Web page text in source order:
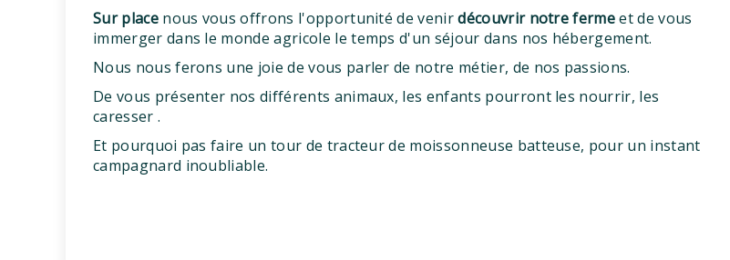
Sur placenous vous offrons l'opportunité de venirdécouvrir notre fermeet de vous
immerger dans le monde agricole le temps d'un séjour dans nos hébergement.
Nous nous ferons une joie de vous parler de notre métier, de nos passions.
De vous présenter nos différents animaux, les enfants pourront les nourrir, les
caresser .
Et pourquoi pas faire un tour de tracteur de moissonneuse batteuse, pour un instant
campagnard inoubliable.